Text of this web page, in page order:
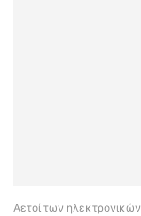
Αετοί των ηλεκτρονικών